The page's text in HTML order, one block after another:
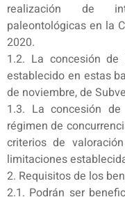
realización de
paleontológicas en la
2020.
1.2. La concesión
establecido en estas
de noviembre, de
1.3. La concesión
régimen de
criterios de
limitaciones
2. Requisitos de los
2.1. Podrán ser